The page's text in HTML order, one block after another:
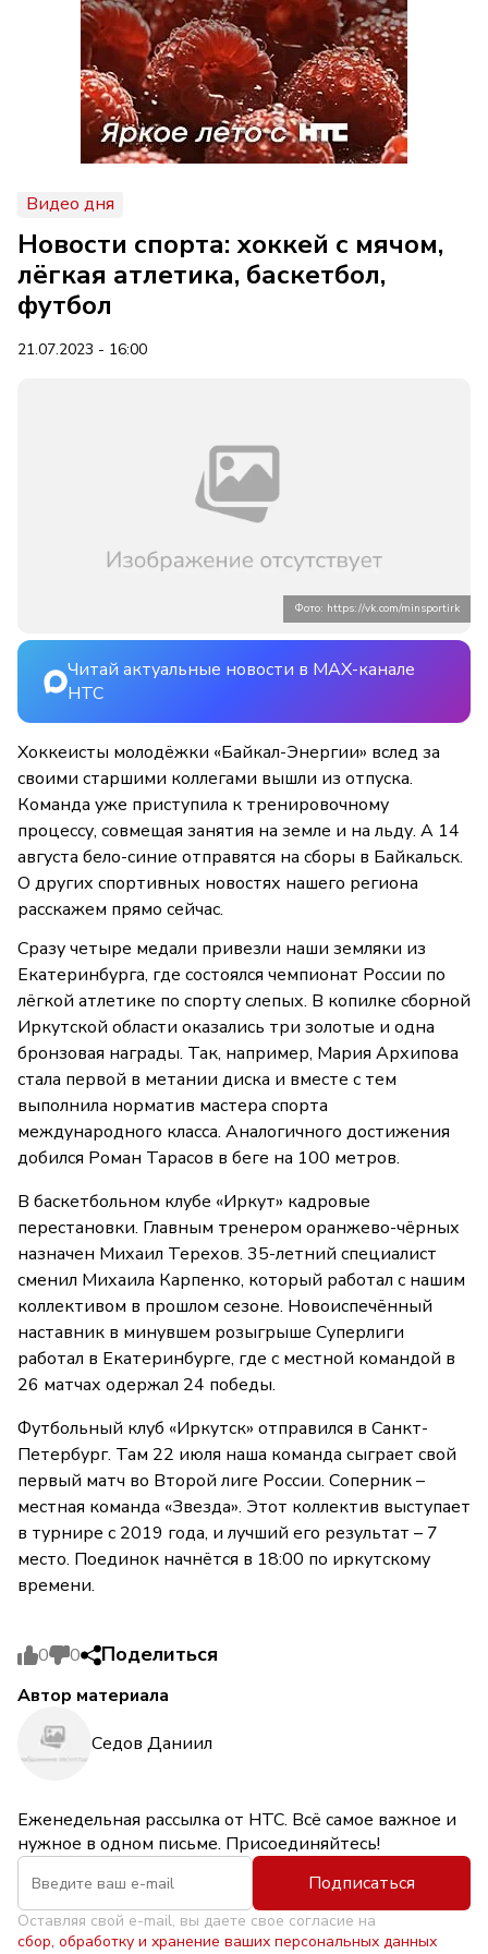
Видео дня
Новости спорта: хоккей с мячом,
лёгкая атлетика, баскетбол,
футбол
21.07.2023 - 16:00
Фото: https://vk.com/minsportirk
Читай актуальные новости в MAX-канале
НТС
Хоккеисты молодёжки «Байкал-Энергии» вслед за
своими старшими коллегами вышли из отпуска.
Команда уже приступила к тренировочному
процессу, совмещая занятия на земле и на льду. А 14
августа бело-синие отправятся на сборы в Байкальск.
О других спортивных новостях нашего региона
расскажем прямо сейчас.
Сразу четыре медали привезли наши земляки из
Екатеринбурга, где состоялся чемпионат России по
лёгкой атлетике по спорту слепых. В копилке сборной
Иркутской области оказались три золотые и одна
бронзовая награды. Так, например, Мария Архипова
стала первой в метании диска и вместе с тем
выполнила норматив мастера спорта
международного класса. Аналогичного достижения
добился Роман Тарасов в беге на 100 метров.
В баскетбольном клубе «Иркут» кадровые
перестановки. Главным тренером оранжево-чёрных
назначен Михаил Терехов. 35-летний специалист
сменил Михаила Карпенко, который работал с нашим
коллективом в прошлом сезоне. Новоиспечённый
наставник в минувшем розыгрыше Суперлиги
работал в Екатеринбурге, где с местной командой в
26 матчах одержал 24 победы.
Футбольный клуб «Иркутск» отправился в Санкт-
Петербург. Там 22 июля наша команда сыграет свой
первый матч во Второй лиге России. Соперник –
местная команда «Звезда». Этот коллектив выступает
в турнире с 2019 года, и лучший его результат – 7
место. Поединок начнётся в 18:00 по иркутскому
времени.
0 0 Поделиться
Автор материала
Седов Даниил
Еженедельная рассылка от НТС. Всё самое важное и
нужное в одном письме. Присоединяйтесь!
Подписаться
Оставляя свой e-mail, вы даете свое согласие на
сбор, обработку и хранение ваших персональных данных